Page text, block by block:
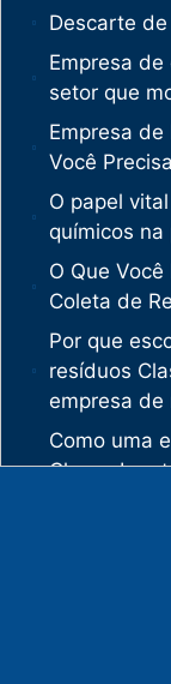
Descarte
Empresa
setor que
Empresa
Você
O papel
químicos na
O Que
Coleta de
Por que
resíduos
empresa de
Como uma
Classe I